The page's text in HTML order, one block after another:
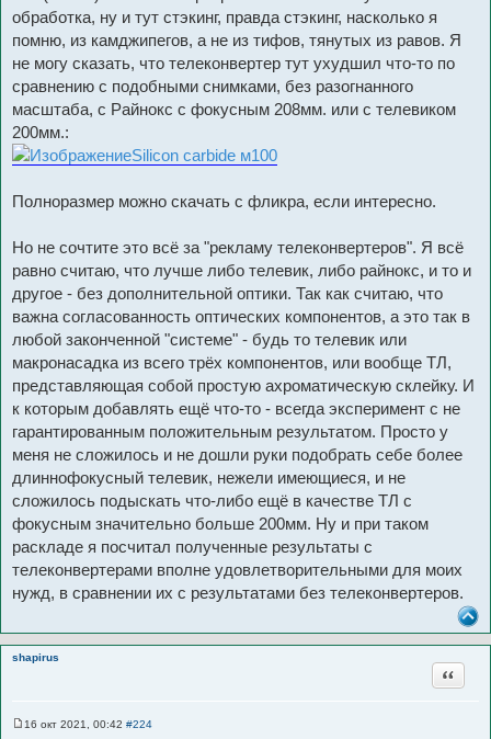
и
обработка, ну и тут стэкинг, правда стэкинг, насколько я
помню, из камджипегов, а не из тифов, тянутых из равов. Я
не могу сказать, что телеконвертер тут ухудшил что-то по
сравнению с подобными снимками, без разогнанного
масштаба, с Райнокс с фокусным 208мм. или с телевиком
200мм.:
Silicon carbide м100
Полноразмер можно скачать с фликра, если интересно.
Но не сочтите это всё за "рекламу телеконвертеров". Я всё
равно считаю, что лучше либо телевик, либо райнокс, и то и
другое - без дополнительной оптики. Так как считаю, что
важна согласованность оптических компонентов, а это так в
любой законченной "системе" - будь то телевик или
макронасадка из всего трёх компонентов, или вообще ТЛ,
представляющая собой простую ахроматическую склейку. И
к которым добавлять ещё что-то - всегда эксперимент с не
гарантированным положительным результатом. Просто у
меня не сложилось и не дошли руки подобрать себе более
длиннофокусный телевик, нежели имеющиеся, и не
сложилось подыскать что-либо ещё в качестве ТЛ с
фокусным значительно больше 200мм. Ну и при таком
раскладе я посчитал полученные результаты с
телеконвертерами вполне удовлетворительными для моих
нужд, в сравнении их с результатами без телеконвертеров.
shapirus
Цитата
16 окт 2021, 00:42 #224